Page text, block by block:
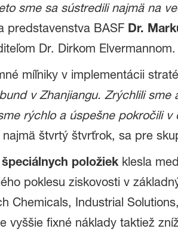
sme sa sústredili najmä na
predstavenstva BASF Dr.
Dr. Dirkom Elvermannom.
míľniky v implementácii
v Zhanjiangu. Zrýchlili
rýchlo a úspešne pokročili
štvrtý štvrťrok, sa pre
položiekklesla
poklesu ziskovosti v
Chemicals, Industrial
vyššie fixné náklady taktiež